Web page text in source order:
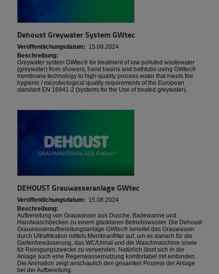
Dehoust Greywater System GWtec
Veröffentlichungsdatum: 15.08.2024
Beschreibung:
Greywater system GWtec® for treatment of low polluted wastewater
(greywater) from showers, hand basins and bathtubs using GWtec®
membrane technology to high-quality process water that meets the
hygienic / microbiological quality requirements of the European
standard EN 16941-2 (systems for the Use of treated greywater).
DEHOUST Grauwasseranlage GWtec
Veröffentlichungsdatum: 15.08.2024
Beschreibung:
Aufbereitung von Grauwasser aus Dusche, Badewanne und
Handwaschbecken zu einem glasklaren Betriebswasser. Die Dehoust
Grauwasseraufbereitungsanlage GWtec® bereitet das Grauwasser
durch Ultrafiltration mittels Membranfilter auf, um es danach für die
Gartenbewässerung, das WC/Urinal und die Waschmaschine sowie
für Reinigungszwecke zu verwenden. Natürlich lässt sich in die
Anlage auch eine Regenwassernutzung komfortabel mit einbinden.
Die Animation zeigt anschaulich den gesamten Prozess der Anlage
bei der Aufbereitung.